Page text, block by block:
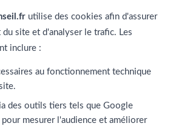
utilise des cookies afin d'assurer
site et d'analyser le trafic. Les
inclure :
au fonctionnement technique
des outils tiers tels que Google
mesurer l'audience et améliorer